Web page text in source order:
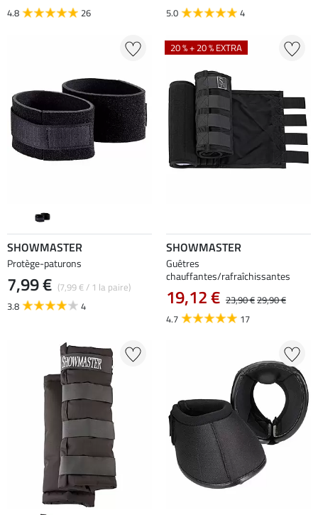
4.8
26 5.0 4
SHOWMASTER
Protège-paturons
7,99 € (7,99 € / 1 la paire)
3.8
4
20 % + 20 % EXTRA
SHOWMASTER
Guêtres
chauffantes/rafraîchissantes
19,12 € 23,90 €29,90 €
4.7
17